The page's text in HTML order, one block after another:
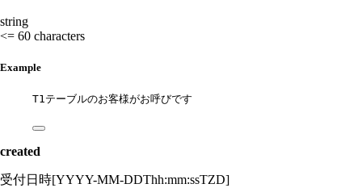
string
<= 60 characters
Example
T1テーブルのお客様がお呼びです
created
受付日時[YYYY-MM-DDThh:mm:ssTZD]